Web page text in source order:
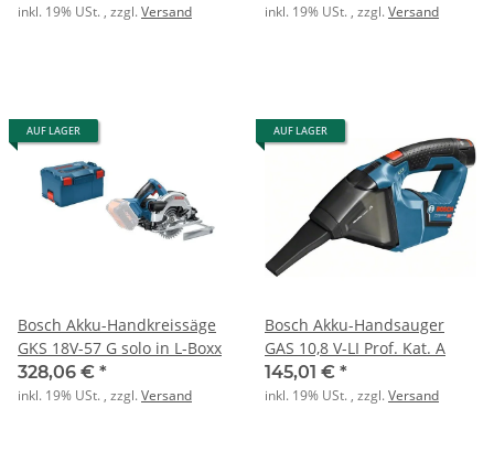
inkl. 19% USt. , zzgl.Versand inkl. 19% USt. , zzgl.Versand
AUF LAGER
Bosch Akku-Handkreissäge
GKS 18V-57 G solo in L-Boxx
328,06 € *
inkl. 19% USt. , zzgl.Versand
AUF LAGER
Bosch Akku-Handsauger
GAS 10,8 V-LI Prof. Kat. A
145,01 € *
inkl. 19% USt. , zzgl.Versand